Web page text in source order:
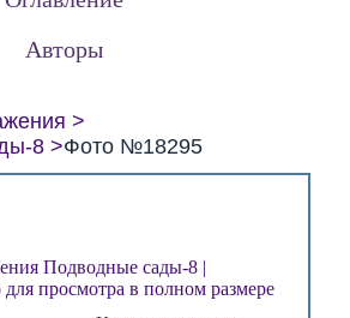
Авторы
8
Фото №18295
просмотра в полном размере